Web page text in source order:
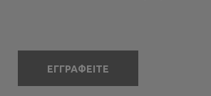
ΕΓΓΡΑΦΕΙΤΕ